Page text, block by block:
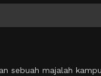
sebuah majalah